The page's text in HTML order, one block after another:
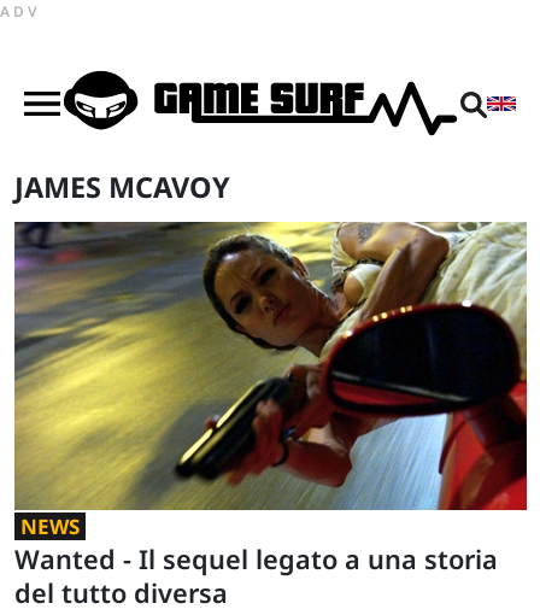
ADV
JAMES MCAVOY
NEWS
Wanted - Il sequel legato a una storia
del tutto diversa